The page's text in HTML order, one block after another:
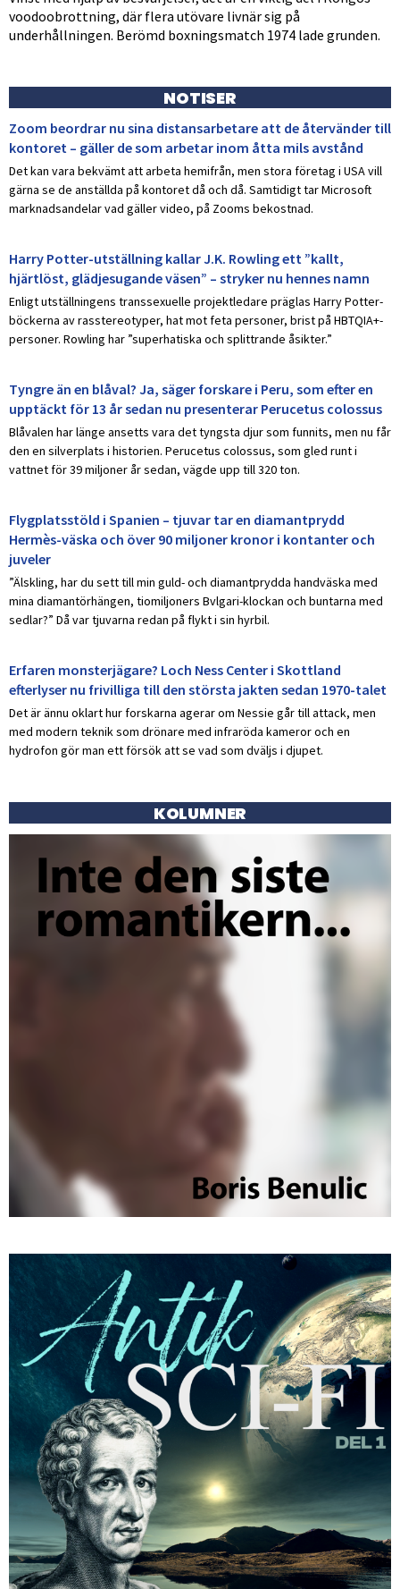
voodoobrottning, där flera utövare livnär sig på
underhållningen. Berömd boxningsmatch 1974 lade grunden.
NOTISER
Zoom beordrar nu sina distansarbetare att de återvänder till
kontoret – gäller de som arbetar inom åtta mils avstånd
Det kan vara bekvämt att arbeta hemifrån, men stora företag i USA vill
gärna se de anställda på kontoret då och då. Samtidigt tar Microsoft
marknadsandelar vad gäller video, på Zooms bekostnad.
Harry Potter-utställning kallar J.K. Rowling ett ”kallt,
hjärtlöst, glädjesugande väsen” – stryker nu hennes namn
Enligt utställningens transsexuelle projektledare präglas Harry Potter-
böckerna av rasstereotyper, hat mot feta personer, brist på HBTQIA+-
personer. Rowling har ”superhatiska och splittrande åsikter.”
Tyngre än en blåval? Ja, säger forskare i Peru, som efter en
upptäckt för 13 år sedan nu presenterar Perucetus colossus
Blåvalen har länge ansetts vara det tyngsta djur som funnits, men nu får
den en silverplats i historien. Perucetus colossus, som gled runt i
vattnet för 39 miljoner år sedan, vägde upp till 320 ton.
Flygplatsstöld i Spanien – tjuvar tar en diamantprydd
Hermès-väska och över 90 miljoner kronor i kontanter och
juveler
”Älskling, har du sett till min guld- och diamantprydda handväska med
mina diamantörhängen, tiomiljoners Bvlgari-klockan och buntarna med
sedlar?” Då var tjuvarna redan på flykt i sin hyrbil.
Erfaren monsterjägare? Loch Ness Center i Skottland
efterlyser nu frivilliga till den största jakten sedan 1970-talet
Det är ännu oklart hur forskarna agerar om Nessie går till attack, men
med modern teknik som drönare med infraröda kameror och en
hydrofon gör man ett försök att se vad som dväljs i djupet.
KOLUMNER